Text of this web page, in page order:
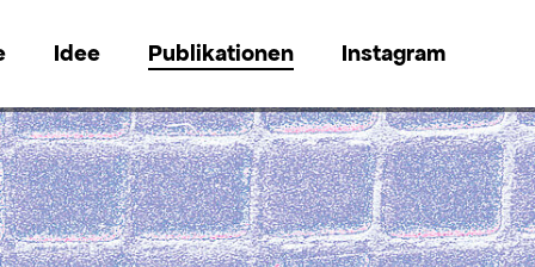
Idee Publikationen Instagram